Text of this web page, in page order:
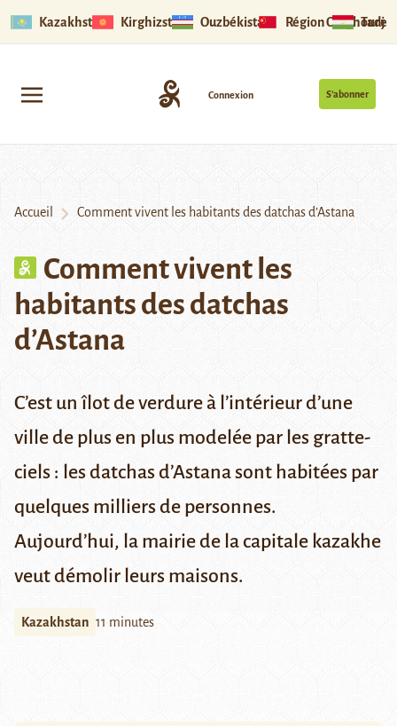
Kazakhstan Kirghizstan Ouzbékistan Région Ouïghoure
S’abonner
Connexion
Accueil Comment vivent les habitants des datchas d’Astana
Comment vivent les
habitants des datchas
d’Astana
C’est un îlot de verdure à l’intérieur d’une
ville de plus en plus modelée par les gratte-
ciels : les datchas d’Astana sont habitées par
quelques milliers de personnes.
Aujourd’hui, la mairie de la capitale kazakhe
veut démolir leurs maisons.
Kazakhstan 11 minutes